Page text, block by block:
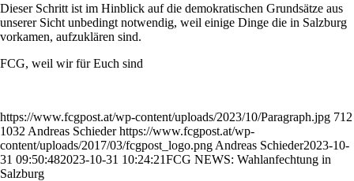
Dieser Schritt ist im Hinblick auf die demokratischen Grundsätze aus
unserer Sicht unbedingt notwendig, weil einige Dinge die in Salzburg
vorkamen, aufzuklären sind.
FCG, weil wir für Euch sind
https://www.fcgpost.at/wp-content/uploads/2023/10/Paragraph.jpg 712
1032 Andreas Schieder https://www.fcgpost.at/wp-
content/uploads/2017/03/fcgpost_logo.png Andreas Schieder2023-10-
31 09:50:482023-10-31 10:24:21FCG NEWS: Wahlanfechtung in
Salzburg